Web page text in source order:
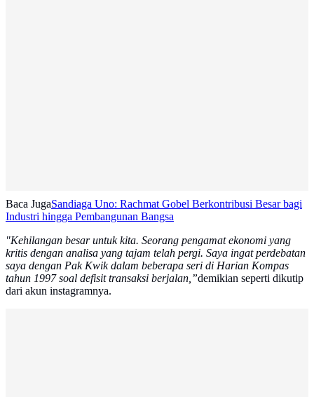
Baca JugaSandiaga Uno: Rachmat Gobel Berkontribusi Besar bagi
Industri hingga Pembangunan Bangsa
"Kehilangan besar untuk kita. Seorang pengamat ekonomi yang
kritis dengan analisa yang tajam telah pergi. Saya ingat perdebatan
saya dengan Pak Kwik dalam beberapa seri di Harian Kompas
tahun 1997 soal defisit transaksi berjalan,”demikian seperti dikutip
dari akun instagramnya.